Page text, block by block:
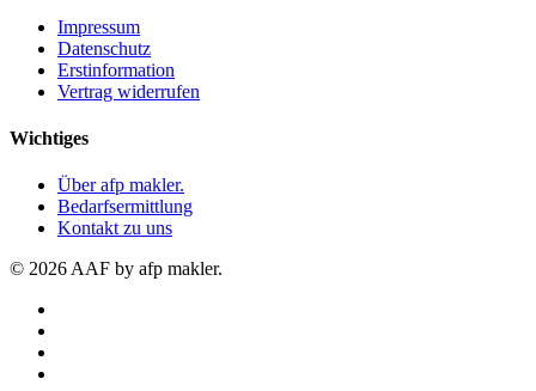
Impressum
Datenschutz
Erstinformation
Vertrag widerrufen
Wichtiges
Über afp makler.
Bedarfsermittlung
Kontakt zu uns
© 2026 AAF by afp makler.